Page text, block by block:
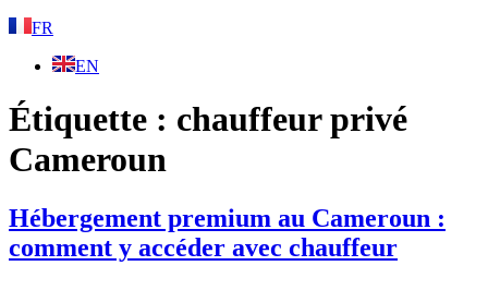
FR
EN
Étiquette : chauffeur privé
Cameroun
Hébergement premium au Cameroun :
comment y accéder avec chauffeur